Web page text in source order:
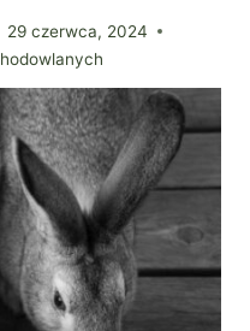
29 czerwca, 2024